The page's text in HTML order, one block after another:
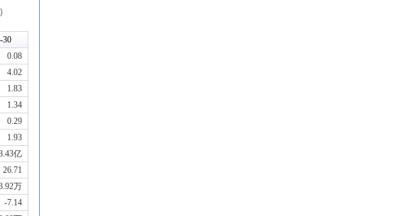
30
0.08
4.02
1.83
1.34
0.29
1.93
亿
26.71
万
-7.14